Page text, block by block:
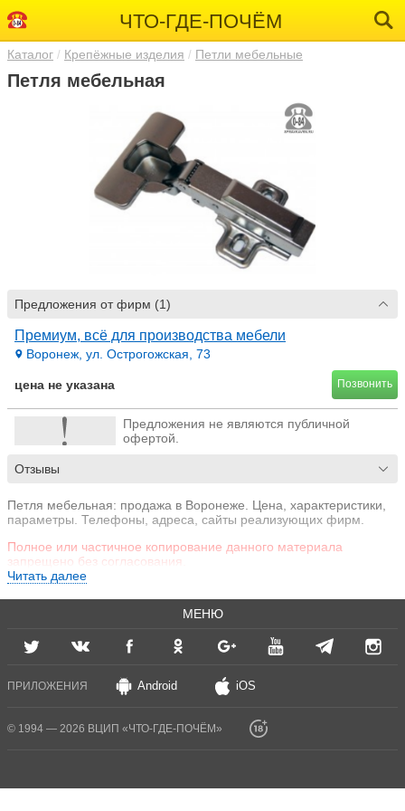
ЧТО-ГДЕ-ПОЧЁМ
Каталог Крепёжные изделия Петли мебельные
Петля мебельная
Предложения от фирм (1)
Премиум, всё для производства мебели
Воронеж, ул. Острогожская, 73
цена не указана Позвонить
Предложения не являются публичной
офертой.
Отзывы
Петля мебельная: продажа в Воронеже. Цена, характеристики,
параметры. Телефоны, адреса, сайты реализующих фирм.
Полное или частичное копирование данного материала
запрещено без согласования.
Читать далее
МЕНЮ
ПРИЛОЖЕНИЯ Android iOS
© 1994 — 2026 ВЦИП «ЧТО-ГДЕ-ПОЧЁМ»